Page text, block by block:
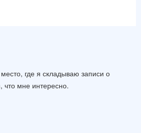
где я складываю записи о
что мне интересно.